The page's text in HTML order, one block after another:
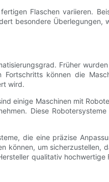
Flaschen variieren.
besondere Überlegungen,
Früher
können die
wird.
einige Maschinen mit
Diese
die eine präzise
können, um sicherzustellen,
qualitativ hochwertige